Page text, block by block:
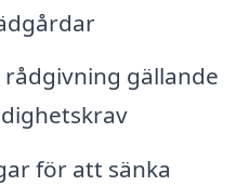
gällande
för att sänka